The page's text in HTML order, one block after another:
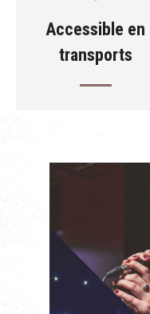
Accessible en
transports